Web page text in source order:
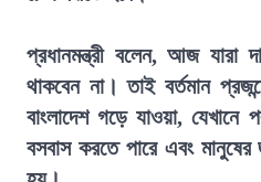
প্রধানমন্ত্রী বলেন, আজ যারা
থাকবেন না। তাই বর্তমান
বাংলাদেশ গড়ে যাওয়া, যেখানে
বসবাস করতে পারে এবং